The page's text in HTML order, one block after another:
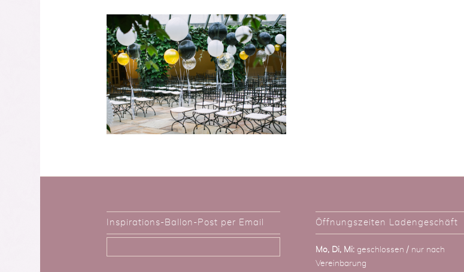
Inspirations-Ballon-Post per Email Öffnungszeiten Ladengeschäft
Mo, Di, Mi:geschlossen / nur nach
Vereinbarung